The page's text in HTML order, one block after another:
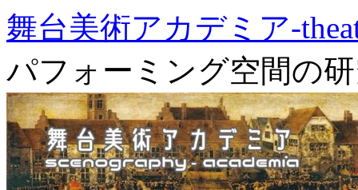
舞台美術アカデミア-
パフォーミング空間の